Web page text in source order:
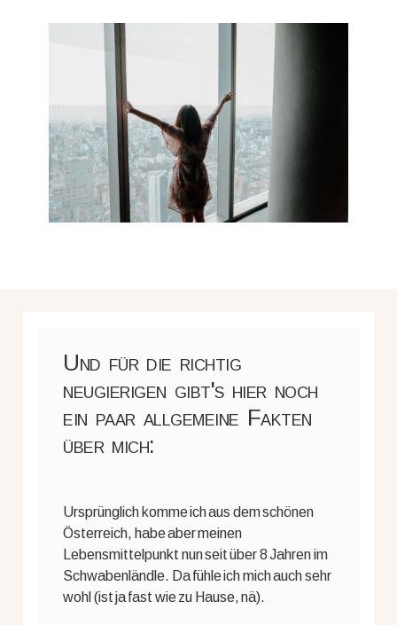
Und für die richtig
neugierigen gibt's hier noch
ein paar allgemeine Fakten
über mich:
Ursprünglich komme ich aus dem schönen
Österreich, habe aber meinen
Lebensmittelpunkt nun seit über 8 Jahren im
Schwabenländle. Da fühle ich mich auch sehr
wohl (ist ja fast wie zu Hause, nä).